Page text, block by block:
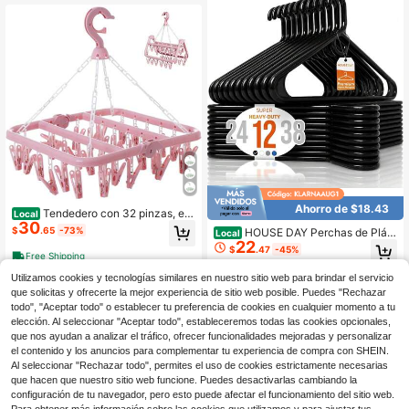
e para correo para sala de estar, dor
mitorio, baño, cocina
Local Tendedero con 32 pinzas, est
ante colgante plegable, gancho gira
torio 360° para secar calcetines, ro
pa, toallas, guantes (Verde claro)
$30.65 -73%
Free Shipping
Ahorro de $18.43
Local HOUSE DAY Perchas de Plást
ico Premium Resistentes 12 Paquet
e - Perchas de Ropa Ultra Gruesas
chas Resistentes para Abrigos, Cha
quetas, Trajes &amp; Vaqueros - Or
ganizador de Armario para Dormitor
io, Apartamento
$22.47 -45%
4-5 días hábiles
Utilizamos cookies y tecnologías similares en nuestro sitio web para brindar el servicio
que solicitas y ofrecerte la mejor experiencia de sitio web posible. Puedes "Rechazar
todo", "Aceptar todo" o establecer tu preferencia de cookies en cualquier momento a tu
elección. Al seleccionar "Aceptar todo", estableceremos todas las cookies opcionales,
que nos ayudan a analizar el tráfico, ofrecer funcionalidades mejoradas y personalizar
el contenido y los anuncios para complementar tu experiencia de compra con SHEIN.
Al seleccionar "Rechazar todo", permites el uso de cookies estrictamente necesarias
que hacen que nuestro sitio web funcione. Puedes desactivarlas cambiando la
configuración de tu navegador, pero esto puede afectar el funcionamiento del sitio web.